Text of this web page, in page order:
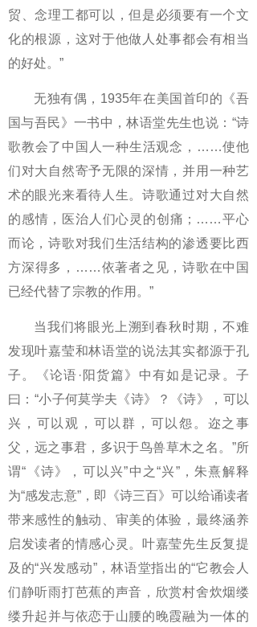
贸、念理工都可以，但是必须要有一个文
化的根源，这对于他做人处事都会有相当
的好处。”
无独有偶，1935年在美国首印的《吾
国与吾民》一书中，林语堂先生也说：“诗
歌教会了中国人一种生活观念，……使他
们对大自然寄予无限的深情，并用一种艺
术的眼光来看待人生。诗歌通过对大自然
的感情，医治人们心灵的创痛；……平心
而论，诗歌对我们生活结构的渗透要比西
方深得多，……依著者之见，诗歌在中国
已经代替了宗教的作用。”
当我们将眼光上溯到春秋时期，不难
发现叶嘉莹和林语堂的说法其实都源于孔
子。《论语·阳货篇》中有如是记录。子
曰：“小子何莫学夫《诗》？《诗》，可以
兴，可以观，可以群，可以怨。迩之事
父，远之事君，多识于鸟兽草木之名。”所
谓“《诗》，可以兴”中之“兴”，朱熹解释
为“感发志意”，即《诗三百》可以给诵读者
带来感性的触动、审美的体验，最终涵养
启发读者的情感心灵。叶嘉莹先生反复提
及的“兴发感动”，林语堂指出的“它教会人
们静听雨打芭蕉的声音，欣赏村舍炊烟缕
缕升起并与依恋于山腰的晚霞融为一体的